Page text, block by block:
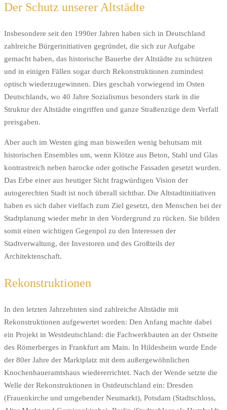
Der Schutz unserer Altstädte
Insbesondere seit den 1990er Jahren haben sich in Deutschland
zahlreiche Bürgerinitiativen gegründet, die sich zur Aufgabe
gemacht haben, das historische Bauerbe der Altstädte zu schützen
und in einigen Fällen sogar durch Rekonstruktionen zumindest
optisch wiederzugewinnen. Dies geschah vorwiegend im Osten
Deutschlands, wo 40 Jahre Sozialismus besonders stark in die
Struktur der Altstädte eingriffen und ganze Straßenzüge dem Verfall
preisgaben.
Aber auch im Westen ging man bisweilen wenig behutsam mit
historischen Ensembles um, wenn Klötze aus Beton, Stahl und Glas
kontrastreich neben barocke oder gotische Fassaden gesetzt wurden.
Das Erbe einer aus heutiger Sicht fragwürdigen Vision der
autogerechten Stadt ist noch überall sichtbar. Die Altstadtinitiativen
haben es sich daher vielfach zum Ziel gesetzt, den Menschen bei der
Stadtplanung wieder mehr in den Vordergrund zu rücken. Sie bilden
somit einen wichtigen Gegenpol zu den Interessen der
Stadtverwaltung, der Investoren und des Großteils der
Architektenschaft.
Rekonstruktionen
In den letzten Jahrzehnten sind zahlreiche Altstädte mit
Rekonstruktionen aufgewertet worden: Den Anfang machte dabei
ein Projekt in Westdeutschland: die Fachwerkbauten an der Ostseite
des Römerberges in Frankfurt am Main. In Hildesheim wurde Ende
der 80er Jahre der Marktplatz mit dem außergewöhnlichen
Knochenhaueramtshaus wiedererrichtet. Nach der Wende setzte die
Welle der Rekonstruktionen in Ostdeutschland ein: Dresden
(Frauenkirche und umgebender Neumarkt), Potsdam (Stadtschloss,